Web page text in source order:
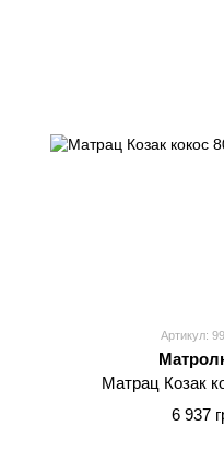
Артикул:
Матрац Козак
6 937